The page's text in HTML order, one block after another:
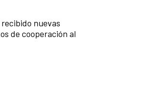
nuevas
de cooperación al